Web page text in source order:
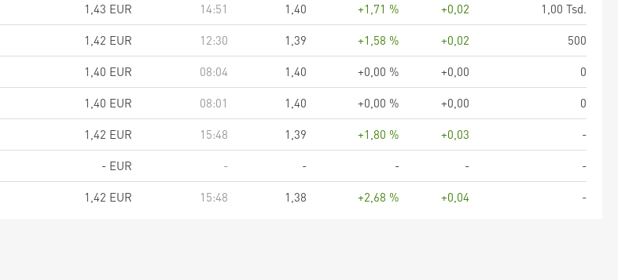
1,43 EUR 14:51 1,40 +1,71 % +0,02
1,00 Tsd.
1,42 EUR 12:30 1,39 +1,58 % +0,02
500
1,40 EUR 08:04 1,40 +0,00 % +0,00
0
1,40 EUR 08:01 1,40 +0,00 % +0,00
0
1,42 EUR 15:48 1,39 +1,80 % +0,03
-
- EUR - - - -
-
1,42 EUR 15:48 1,38 +2,68 % +0,04 -